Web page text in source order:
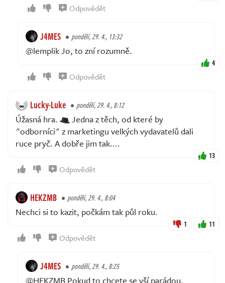
Odpovědět
J4MES pondělí, 29. 4., 13:32
@lemplik Jo, to zní rozumně.
4
Odpovědět
Lucky-Luke pondělí, 29. 4., 8:12
Úžasná hra.
Jedna z těch, od které by
"odborníci" z marketingu velkých vydavatelů dali
ruce pryč. A dobře jim tak....
13
Odpovědět
HEKZMB pondělí, 29. 4., 8:04
Nechci si to kazit, počkám tak půl roku.
1 11
Odpovědět
J4MES pondělí, 29. 4., 8:25
@HEKZMB Pokud to chcete se vší parádou,